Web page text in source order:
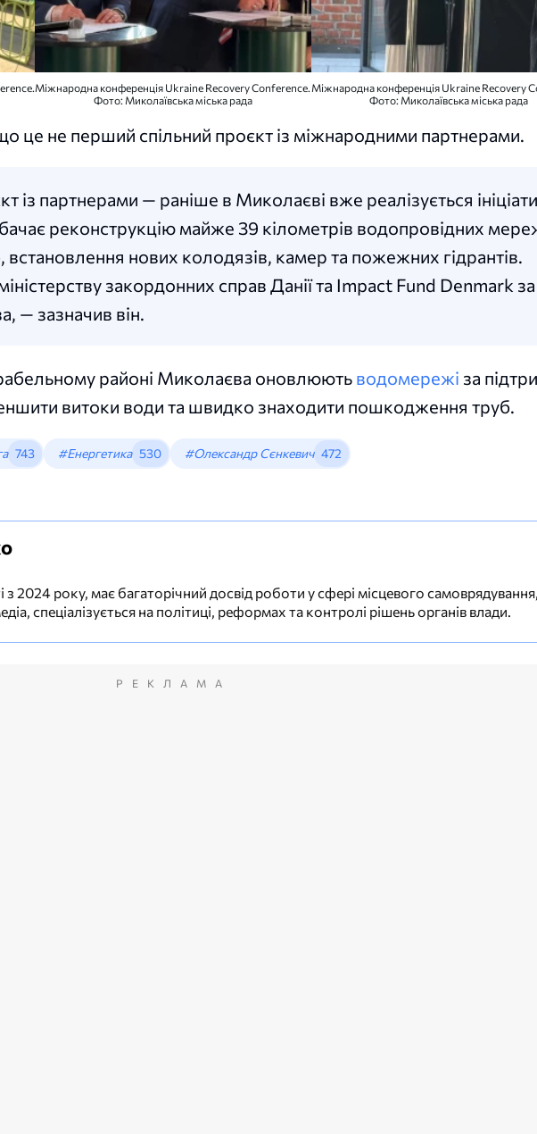
Міжнародна конференція Ukraine Recovery Conference.
Фото: Миколаївська міська рада
Міжнародна конференція Ukraine Recovery
Фото: Миколаївська міська рада
це не перший спільний проєкт із міжнародними партнерами.
із партнерами — раніше в Миколаєві вже реалізується
реконструкцію майже 39 кілометрів водопровідних
встановлення нових колодязів, камер та пожежних гідрантів.
закордонних справ Данії та Impact Fund Denmark за
— зазначив він.
районі Миколаєва оновлюють водомережі за
витоки води та швидко знаходити пошкодження труб.
743 #Енергетика 530 #Олександр Сєнкевич 472
2024 року, має багаторічний досвід роботи у сфері місцевого самоврядування,
спеціалізується на політиці, реформах та контролі рішень органів влади.
РЕКЛАМА